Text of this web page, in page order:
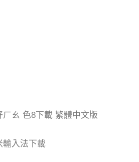
ㄏㄠ 色8下載 繁體中文版
輸入法下載